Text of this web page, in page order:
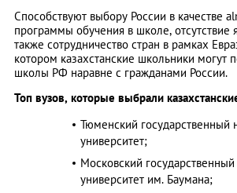
Способствуют выбору России в качестве
программы обучения в школе, отсутствие
также сотрудничество стран в рамках
котором казахстанские школьники могут
школы РФ наравне с гражданами России.
Топ вузов, которые выбрали
Тюменский государственный
университет;
Московский
университет им. Баумана;